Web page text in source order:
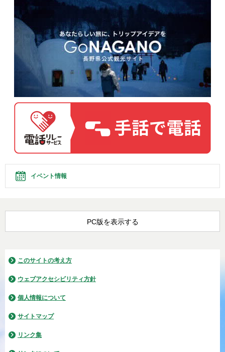
イベント情報
PC版を表示する
このサイトの考え方
ウェブアクセシビリティ方針
個人情報について
サイトマップ
リンク集